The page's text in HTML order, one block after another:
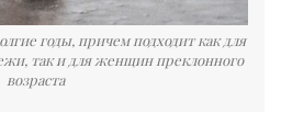
годы, причем подходит как для
так и для женщин преклонного
возраста